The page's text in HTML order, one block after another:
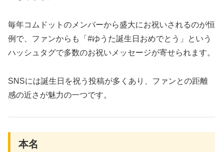
毎年コムドットのメンバーから盛大にお祝いされるのが恒
例で、ファンからも「#ゆうた誕生日おめでとう」という
ハッシュタグで多数のお祝いメッセージが寄せられます。
SNSには誕生日を祝う投稿が多くあり、ファンとの距離
感の近さが魅力の一つです。
本名